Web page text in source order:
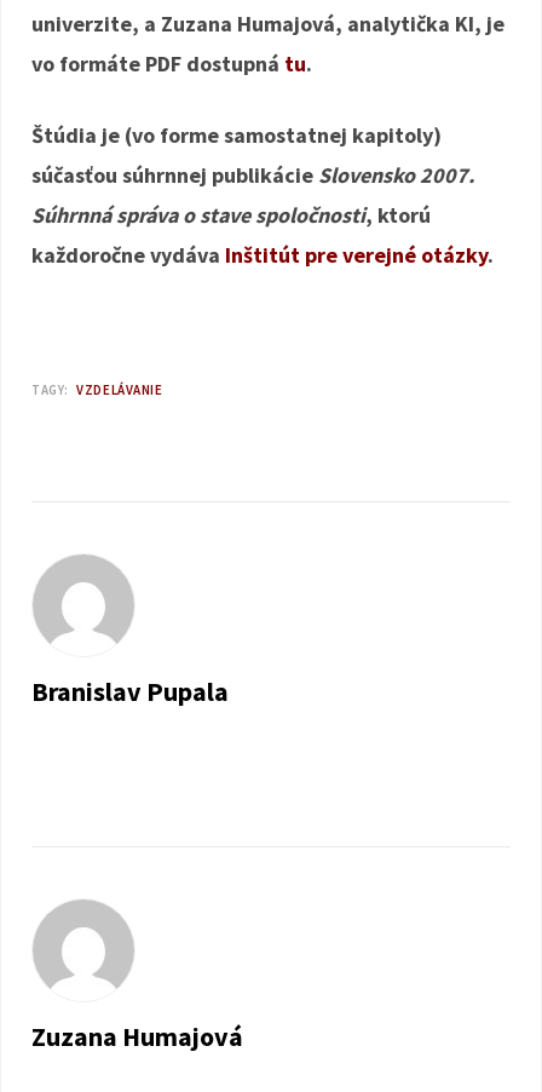
univerzite, a Zuzana Humajová, analytička KI, je
vo formáte PDF dostupná tu.
Štúdia je (vo forme samostatnej kapitoly)
súčasťou súhrnnej publikácie Slovensko 2007.
Súhrnná správa o stave spoločnosti, ktorú
každoročne vydáva Inštitút pre verejné otázky.
TAGY: VZDELÁVANIE
Branislav Pupala
Zuzana Humajová